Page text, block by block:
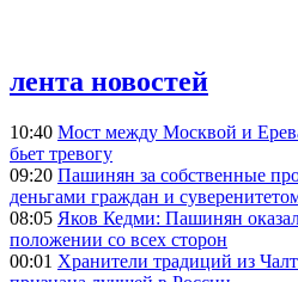
лента новостей
10:40 Мост между Москвой и
бьет тревогу
09:20 Пашинян за собственные
деньгами граждан и
08:05 Яков Кедми: Пашинян
положении со всех сторон
00:01 Хранители традиций из